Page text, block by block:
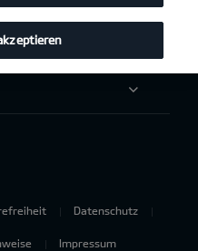
Datenschutz
Impressum